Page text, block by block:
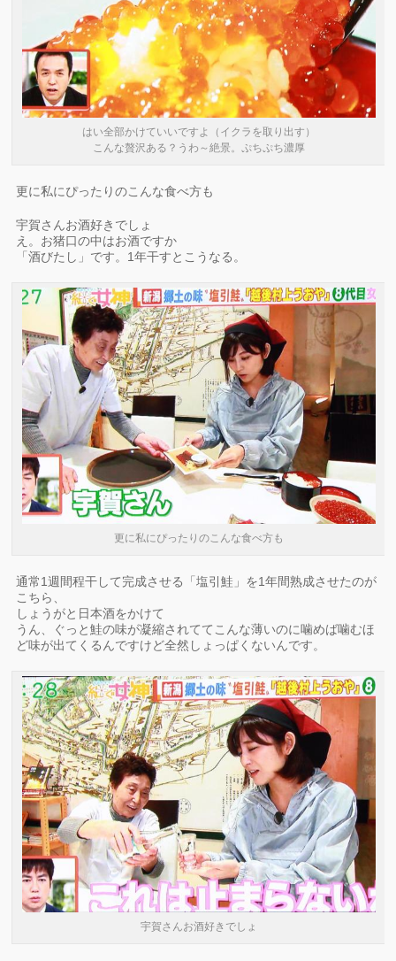
はい全部かけていいですよ（イクラを取り出す）
こんな贅沢ある？うわ～絶景。ぷちぷち濃厚
更に私にぴったりのこんな食べ方も
宇賀さんお酒好きでしょ
え。お猪口の中はお酒ですか
「酒びたし」です。1年干すとこうなる。
更に私にぴったりのこんな食べ方も
通常1週間程干して完成させる「塩引鮭」を1年間熟成させたのが
こちら、
しょうがと日本酒をかけて
うん、ぐっと鮭の味が凝縮されててこんな薄いのに噛めば噛むほ
ど味が出てくるんですけど全然しょっぱくないんです。
宇賀さんお酒好きでしょ